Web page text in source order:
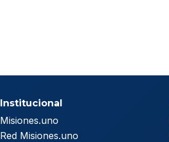
Institucional
Misiones.uno
Red Misiones.uno